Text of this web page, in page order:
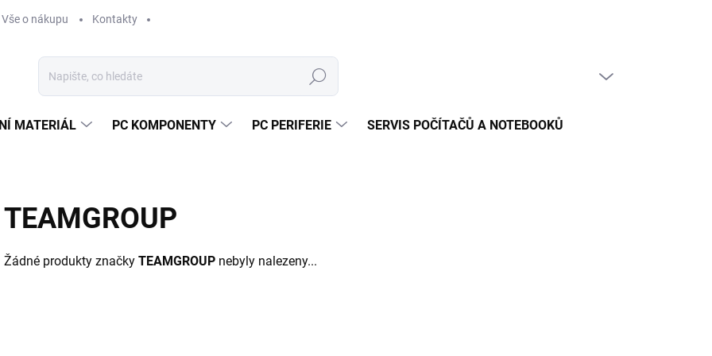
Vše o nákupu Kontakty
Hledat
MATERIÁL PC KOMPONENTY PC PERIFERIE SERVIS POČÍTAČŮ A NOTEBOOKŮ
TEAMGROUP
Žádné produkty značky TEAMGROUP nebyly nalezeny...